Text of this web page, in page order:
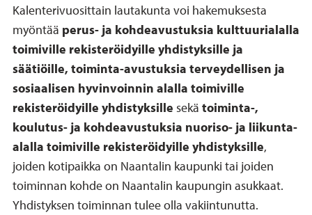
Kalenterivuosittain lautakunta voi hakemuksesta
myöntää perus- ja kohdeavustuksia kulttuurialalla
toimiville rekisteröidyille yhdistyksille ja
säätiöille, toiminta-avustuksia terveydellisen ja
sosiaalisen hyvinvoinnin alalla toimiville
rekisteröidyille yhdistyksille sekä toiminta-,
koulutus- ja kohdeavustuksia nuoriso- ja liikunta-
alalla toimiville rekisteröidyille yhdistyksille,
joiden kotipaikka on Naantalin kaupunki tai joiden
toiminnan kohde on Naantalin kaupungin asukkaat.
Yhdistyksen toiminnan tulee olla vakiintunutta.